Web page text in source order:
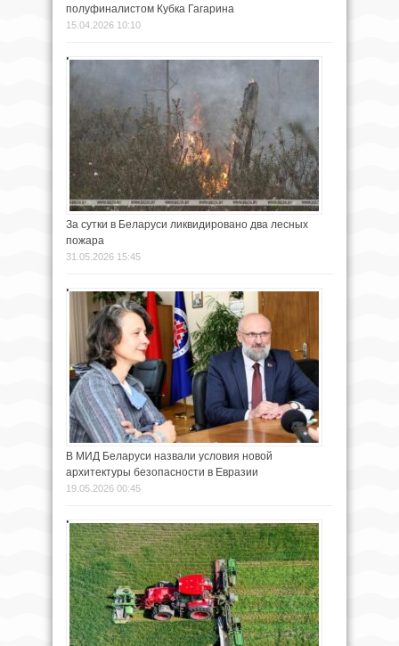
полуфиналистом Кубка Гагарина
15.04.2026 10:10
За сутки в Беларуси ликвидировано два лесных
пожара
31.05.2026 15:45
В МИД Беларуси назвали условия новой
архитектуры безопасности в Евразии
19.05.2026 00:45